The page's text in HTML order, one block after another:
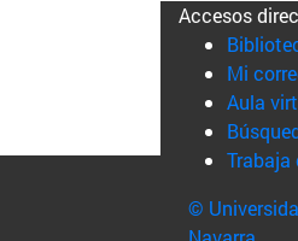
Accesos
Mi
Aula
©